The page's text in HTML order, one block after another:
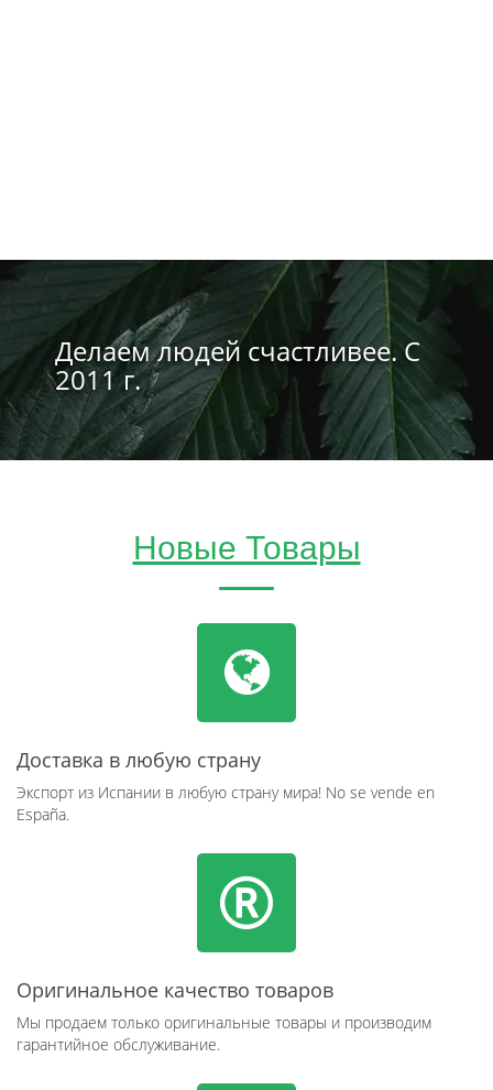
Делаем людей счастливее. С
2011 г.
Новые Товары
Доставка в любую страну
Экспорт из Испании в любую страну мира! No se vende en
España.
Оригинальное качество товаров
Мы продаем только оригинальные товары и производим
гарантийное обслуживание.